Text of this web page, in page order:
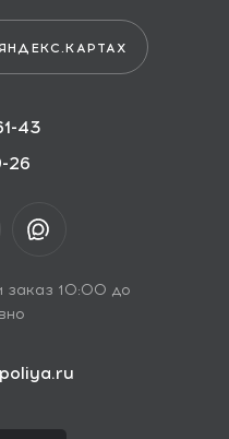
43
26
заказ 10:00 до